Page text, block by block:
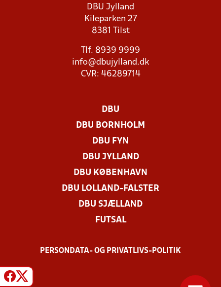
DBU Jylland
Kileparken 27
8381 Tilst
Tlf. 8939 9999
info@dbujylland.dk
CVR: 46289714
DBU
DBU BORNHOLM
DBU FYN
DBU JYLLAND
DBU KØBENHAVN
DBU LOLLAND-FALSTER
DBU SJÆLLAND
FUTSAL
PERSONDATA- OG PRIVATLIVS-POLITIK